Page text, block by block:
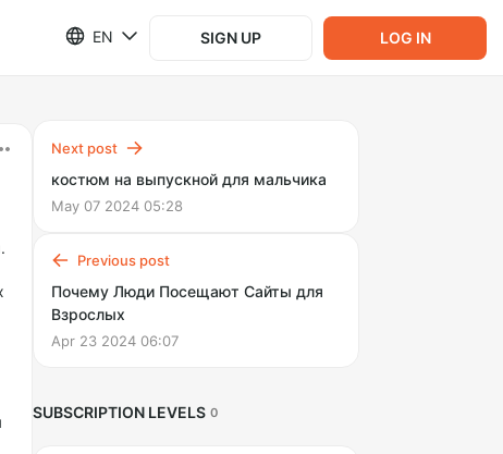
EN SIGN UP LOG IN
Next post
костюм на выпускной для мальчика
May 07 2024 05:28
Previous post
Почему Люди Посещают Сайты для
Взрослых
Apr 23 2024 06:07
SUBSCRIPTION LEVELS 0